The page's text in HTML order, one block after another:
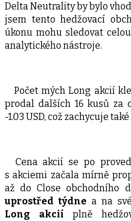
Delta Neutrality by bylo
jsem tento hedžovací
úkonu mohu sledovat
analytického nástroje.
Počet mých Long akcií
prodal dalších 16 kusů za
-1.03 USD, což zachycuje
Cena akcií se po
s akciemi začala mírně
až do Close obchodního
uprostřed týdne a na
Long akciíplně